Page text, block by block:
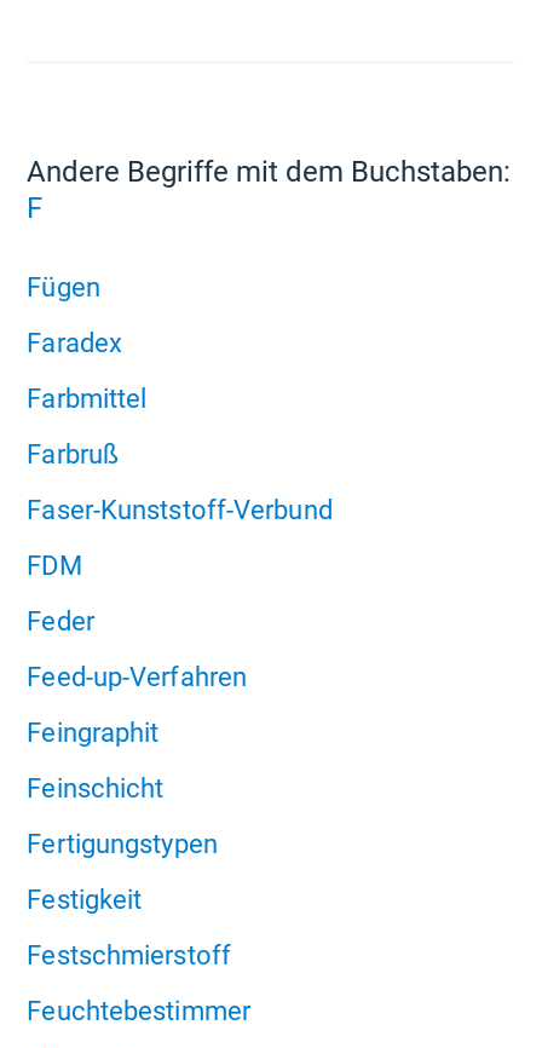
Andere Begriffe mit dem Buchstaben:
F
Fügen
Faradex
Farbmittel
Farbruß
Faser-Kunststoff-Verbund
FDM
Feder
Feed-up-Verfahren
Feingraphit
Feinschicht
Fertigungstypen
Festigkeit
Festschmierstoff
Feuchtebestimmer